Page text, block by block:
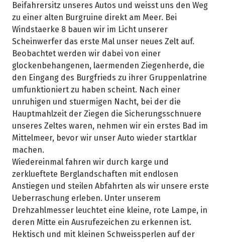
Beifahrersitz unseres Autos und weisst uns den Weg
zu einer alten Burgruine direkt am Meer. Bei
Windstaerke 8 bauen wir im Licht unserer
Scheinwerfer das erste Mal unser neues Zelt auf.
Beobachtet werden wir dabei von einer
glockenbehangenen, laermenden Ziegenherde, die
den Eingang des Burgfrieds zu ihrer Gruppenlatrine
umfunktioniert zu haben scheint. Nach einer
unruhigen und stuermigen Nacht, bei der die
Hauptmahlzeit der Ziegen die Sicherungsschnuere
unseres Zeltes waren, nehmen wir ein erstes Bad im
Mittelmeer, bevor wir unser Auto wieder startklar
machen.
Wiedereinmal fahren wir durch karge und
zerklueftete Berglandschaften mit endlosen
Anstiegen und steilen Abfahrten als wir unsere erste
Ueberraschung erleben. Unter unserem
Drehzahlmesser leuchtet eine kleine, rote Lampe, in
deren Mitte ein Ausrufezeichen zu erkennen ist.
Hektisch und mit kleinen Schweissperlen auf der